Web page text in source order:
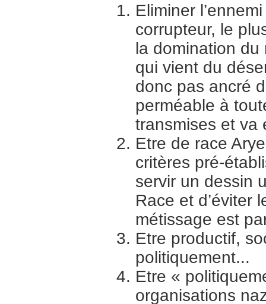
Eliminer
corrupteur, le
la domination
qui vient du
donc pas ancré
perméable à
transmises et va
Etre de race
critères pré-
servir un dessin
Race et d’éviter
métissage est
Etre productif,
politiquement...
Etre «
organisations